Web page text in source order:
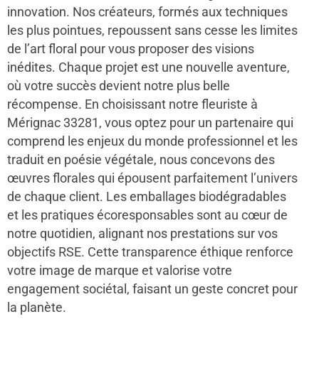
innovation. Nos créateurs, formés aux techniques
les plus pointues, repoussent sans cesse les limites
de l’art floral pour vous proposer des visions
inédites. Chaque projet est une nouvelle aventure,
où votre succès devient notre plus belle
récompense. En choisissant notre fleuriste à
Mérignac 33281, vous optez pour un partenaire qui
comprend les enjeux du monde professionnel et les
traduit en poésie végétale, nous concevons des
œuvres florales qui épousent parfaitement l’univers
de chaque client. Les emballages biodégradables
et les pratiques écoresponsables sont au cœur de
notre quotidien, alignant nos prestations sur vos
objectifs RSE. Cette transparence éthique renforce
votre image de marque et valorise votre
engagement sociétal, faisant un geste concret pour
la planète.